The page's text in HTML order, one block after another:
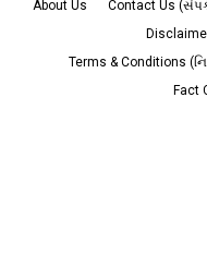
About Us Contact Us
Terms & Conditions
Fact